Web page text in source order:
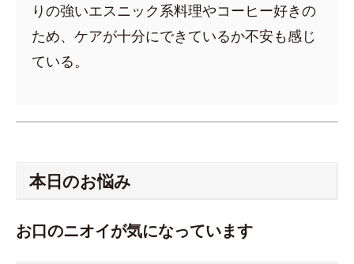
りの強いエスニック系料理やコーヒー好きの
ため、ケアが十分にできているか不安も感じ
ている。
本日のお悩み
お口のニオイが気になっています